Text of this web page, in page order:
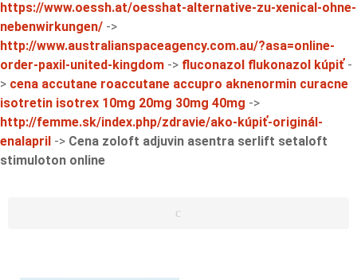
https://www.oessh.at/oesshat-alternative-zu-xenical-ohne-
nebenwirkungen/ ->
http://www.australianspaceagency.com.au/?asa=online-
order-paxil-united-kingdom -> fluconazol flukonazol kúpiť-
> cena accutane roaccutane accupro aknenormin curacne
isotretin isotrex 10mg 20mg 30mg 40mg ->
http://femme.sk/index.php/zdravie/ako-kúpiť-originál-
enalapril -> Cena zoloft adjuvin asentra serlift setaloft
stimuloton online